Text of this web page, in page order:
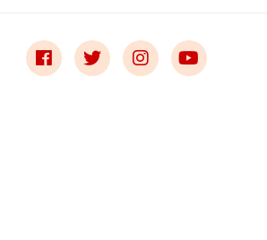
Link to facebook
Link to twitter
Link to Link to